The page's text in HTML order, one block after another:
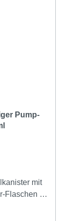
Pump-
mit
Flaschen a.